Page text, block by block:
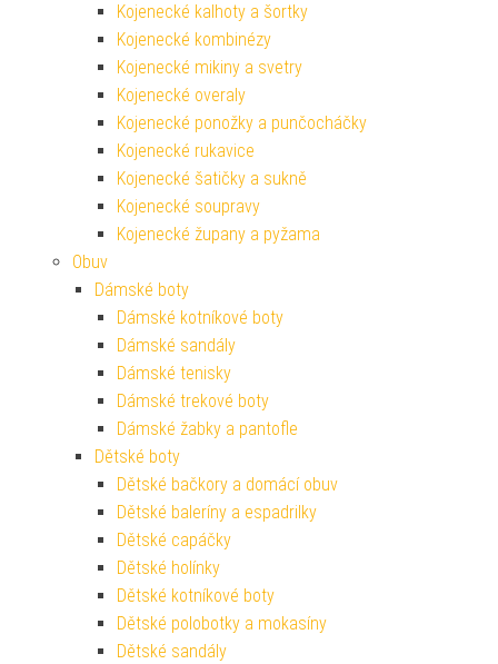
Kojenecké kalhoty a šortky
Kojenecké kombinézy
Kojenecké mikiny a svetry
Kojenecké overaly
Kojenecké ponožky a punčocháčky
Kojenecké rukavice
Kojenecké šatičky a sukně
Kojenecké soupravy
Kojenecké župany a pyžama
Obuv
Dámské boty
Dámské kotníkové boty
Dámské sandály
Dámské tenisky
Dámské trekové boty
Dámské žabky a pantofle
Dětské boty
Dětské bačkory a domácí obuv
Dětské baleríny a espadrilky
Dětské capáčky
Dětské holínky
Dětské kotníkové boty
Dětské polobotky a mokasíny
Dětské sandály